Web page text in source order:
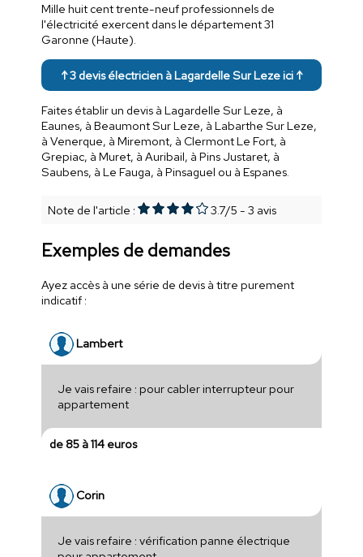
Mille huit cent trente-neuf professionnels de
l'électricité exercent dans le département 31
Garonne (Haute).
↑ 3 devis électricien à Lagardelle Sur Leze ici ↑
Faites établir un devis à Lagardelle Sur Leze, à
Eaunes, à Beaumont Sur Leze, à Labarthe Sur Leze,
à Venerque, à Miremont, à Clermont Le Fort, à
Grepiac, à Muret, à Auribail, à Pins Justaret, à
Saubens, à Le Fauga, à Pinsaguel ou à Espanes.
Note de l'article : 3.7/5 - 3 avis
Exemples de demandes
Ayez accès à une série de devis à titre purement
indicatif :
Lambert
Je vais refaire : pour cabler interrupteur pour
appartement
de 85 à 114 euros
Corin
Je vais refaire : vérification panne électrique